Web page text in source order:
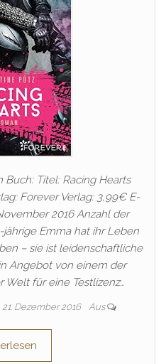
Buch: Titel: Racing Hearts
Forever Verlag: 3,99€ E-
2016 Anzahl der
Emma hat ihr Leben
– sie ist leidenschaftliche
Angebot von einem der
für eine Testlizenz…
21. Dezember 2016 Aus